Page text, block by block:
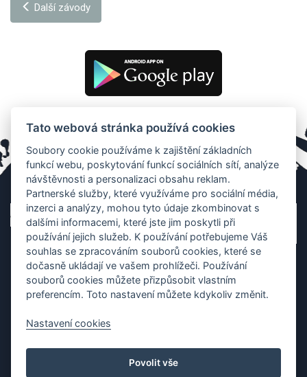
Další závody
Tato webová stránka používá cookies
Soubory cookie používáme k zajištění základních
funkcí webu, poskytování funkcí sociálních sítí, analýze
návštěvnosti a personalizaci obsahu reklam.
Partnerské služby, které využíváme pro sociální média,
inzerci a analýzy, mohou tyto údaje zkombinovat s
dalšími informacemi, které jste jim poskytli při
používání jejich služeb. K používání potřebujeme Váš
souhlas se zpracováním souborů cookies, které se
dočasně ukládají ve vašem prohlížeči. Používání
souborů cookies můžete přizpůsobit vlastním
preferencím. Toto nastavení můžete kdykoliv změnit.
Nastavení cookies
Povolit vše